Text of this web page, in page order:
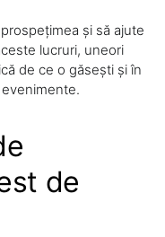
și să ajute
lucruri, uneori
de ce o găsești și în
de